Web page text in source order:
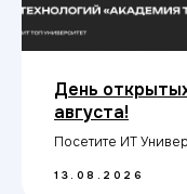
День
августа!
Посетите ИТ
13.08.2026